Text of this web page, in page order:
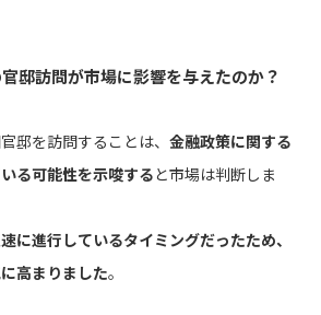
邸訪問が市場に影響を与えたのか？
邸を訪問することは、 金融政策に関する
る可能性を示唆すると市場は判断しま
に進行しているタイミングだったため、
高まりました。